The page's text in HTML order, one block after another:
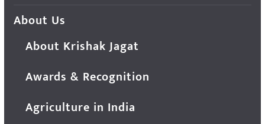
About Us
About Krishak Jagat
Awards & Recognition
Agriculture in India